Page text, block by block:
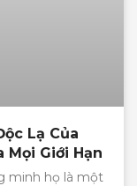
Lạ Của
Mọi Giới Hạn
minh họ là một